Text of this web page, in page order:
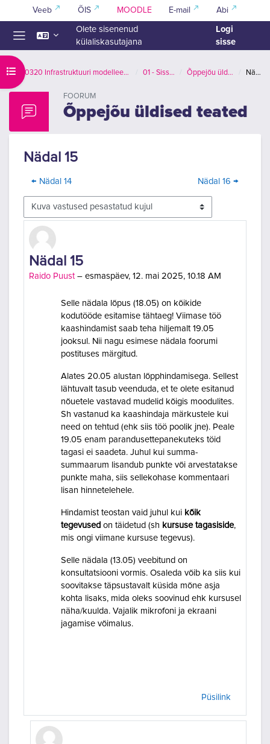
Jäta vahele peasisuni
Veeb ÕIS MOODLE E-mail Abi
Olete sisenenud
külaliskasutajana
Logi
sisse
Ava kursuse sisukord ETT0320 Infrastruktuuri modelleerimise (InfraBIM) alused 01 - Sissejuhatus Õppejõu üldised teated Nädal 15
FOORUM
Õppejõu üldised teated
Nädal 15
← Nädal 14 Nädal 16 →
Kuvamisrežiim
Nädal 15
Raido Puust – esmaspäev, 12. mai 2025, 10.18 AM
Vastuste arv 1
Selle nädala lõpus (18.05) on kõikide
kodutööde esitamise tähtaeg! Viimase töö
kaashindamist saab teha hiljemalt 19.05
jooksul. Nii nagu esimese nädala foorumi
postituses märgitud.
Alates 20.05 alustan lõpphindamisega. Sellest
lähtuvalt tasub veenduda, et te olete esitanud
nõuetele vastavad mudelid kõigis moodulites.
Sh vastanud ka kaashindaja märkustele kui
need on tehtud (ehk siis töö poolik jne). Peale
19.05 enam parandusettepanekuteks töid
tagasi ei saadeta. Juhul kui summa-
summaarum lisandub punkte või arvestatakse
punkte maha, siis sellekohase kommentaari
lisan hinnetelehele.
Hindamist teostan vaid juhul kui kõik
tegevused on täidetud (sh kursuse tagasiside,
mis ongi viimane kursuse tegevus).
Selle nädala (13.05) veebitund on
konsultatsiooni vormis. Osaleda võib ka siis kui
soovitakse täpsustavalt küsida mõne asja
kohta lisaks, mida oleks soovinud ehk kursusel
näha/kuulda. Vajalik mikrofoni ja ekraani
jagamise võimalus.
Püsilink